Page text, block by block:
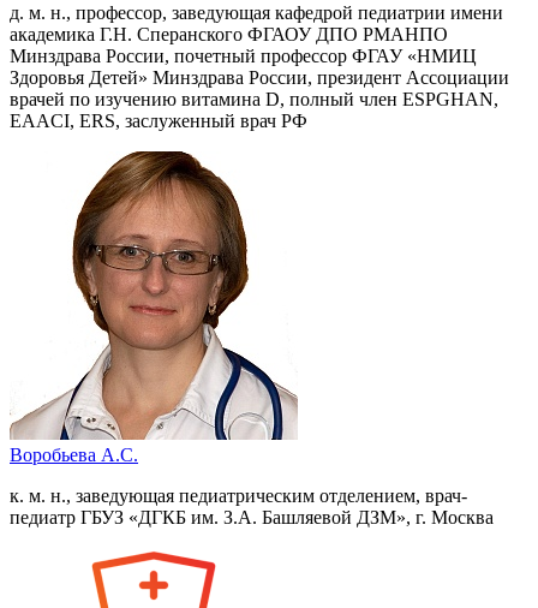
д. м. н., профессор, заведующая кафедрой педиатрии имени
академика Г.Н. Сперанского ФГАОУ ДПО РМАНПО
Минздрава России, почетный профессор ФГАУ «НМИЦ
Здоровья Детей» Минздрава России, президент Ассоциации
врачей по изучению витамина D, полный член ESPGHAN,
EAACI, ERS, заслуженный врач РФ
Воробьева А.С.
к. м. н., заведующая педиатрическим отделением, врач-
педиатр ГБУЗ «ДГКБ им. З.А. Башляевой ДЗМ», г. Москва